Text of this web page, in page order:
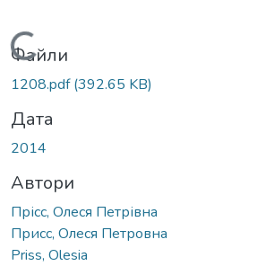
Вантажиться...
Файли
1208.pdf(392.65 KB)
Дата
2014
Автори
Прісс, Олеся Петрівна
Присс, Олеся Петровна
Priss, Olesia